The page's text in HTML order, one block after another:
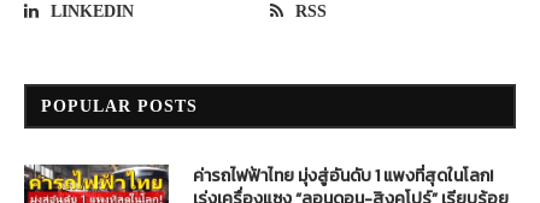
LINKEDIN RSS
POPULAR POSTS
ค่ารถไฟฟ้าไทย มุ่งสู่อันดับ 1 แพงที่สุดในโลก!